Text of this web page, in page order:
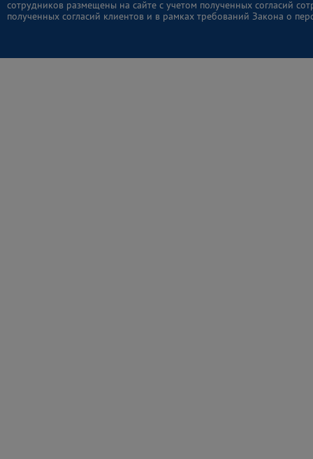
сотрудников размещены на сайте с учетом полученных согласий
полученных согласий клиентов и в рамках требований Закона о